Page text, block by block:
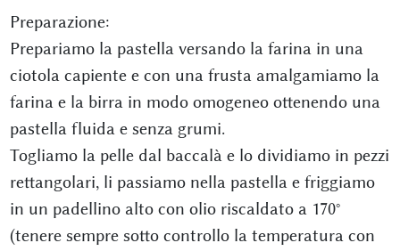
Preparazione:
Prepariamo la pastella versando la farina in una
ciotola capiente e con una frusta amalgamiamo la
farina e la birra in modo omogeneo ottenendo una
pastella fluida e senza grumi.
Togliamo la pelle dal baccalà e lo dividiamo in pezzi
rettangolari, li passiamo nella pastella e friggiamo
in un padellino alto con olio riscaldato a 170°
(tenere sempre sotto controllo la temperatura con